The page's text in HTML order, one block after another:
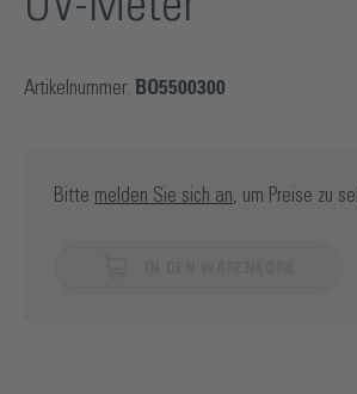
Artikelnummer: BO5500300
Bitte melden Sie sich an , um Preise zu